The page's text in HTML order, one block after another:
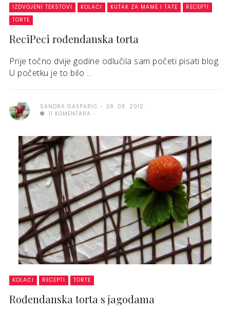
IZDVOJENI TEKSTOVI KOLAČI KUTAK ZA MAME I TATE
RECEPTI
TORTE
ReciPeci rođendanska torta
Prije točno dvije godine odlučila sam početi pisati blog.
U početku je to bilo ...
SANDRA GAŠPARIĆ
28. 05. 2012.
11 KOMENTARA
KOLAČI RECEPTI TORTE
Rođendanska torta s jagodama